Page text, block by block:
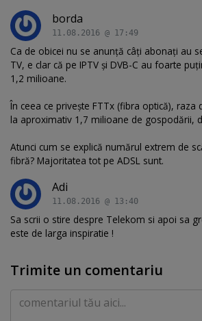
borda
11.08.2016 @ 17:49
Ca de obicei nu se anunță câți abonați au
TV, e clar că pe IPTV și DVB-C au foarte
1,2 milioane.
În ceea ce privește FTTx (fibra optică), raza
la aproximativ 1,7 milioane de gospodării,
Atunci cum se explică numărul extrem de
fibră? Majoritatea tot pe ADSL sunt.
Adi
11.08.2016 @ 13:40
Sa scrii o stire despre Telekom si apoi sa
este de larga inspiratie !
Trimite un comentariu
Comentariu